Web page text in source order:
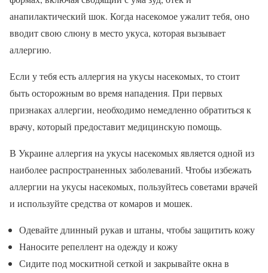
анапилактический шок. Когда насекомое ужалит тебя, оно
вводит свою слюну в место укуса, которая вызывает
аллергию.
Если у тебя есть аллергия на укусы насекомых, то стоит
быть осторожным во время нападения. При первых
признаках аллергии, необходимо немедленно обратиться к
врачу, который предоставит медицинскую помощь.
В Украине аллергия на укусы насекомых является одной из
наиболее распространенных заболеваний. Чтобы избежать
аллергии на укусы насекомых, пользуйтесь советами врачей
и используйте средства от комаров и мошек.
Одевайте длинный рукав и штаны, чтобы защитить кожу
Наносите репеллент на одежду и кожу
Сидите под москитной сеткой и закрывайте окна в